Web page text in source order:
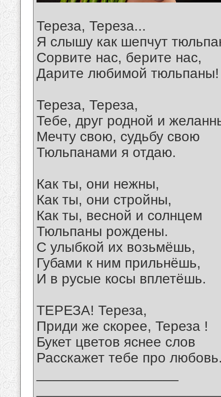
Тереза, Тереза...
Я слышу как шепчут
Сорвите нас, берите нас,
Дарите любимой тюльпаны!
Тереза, Тереза,
Тебе, друг родной и
Мечту свою, судьбу свою
Тюльпанами я отдаю.
Как ты, они нежны,
Как ты, они стройны,
Как ты, весной и солнцем
Тюльпаны рождены.
С улыбкой их возьмёшь,
Губами к ним прильнёшь,
И в русые косы вплетёшь.
ТЕРЕЗА! Тереза,
Приди же скорее, Тереза !
Букет цветов яснее слов
Расскажет тебе про